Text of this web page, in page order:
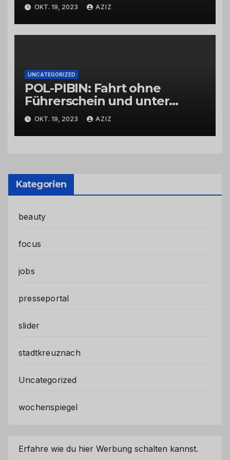
OKT. 19, 2023 AZIZ
UNCATEGORIZED
POL-PIBIN: Fahrt ohne
Führerschein und unter
Einfluss von Drogen
OKT. 19, 2023 AZIZ
Kategorien
beauty
focus
jobs
presseportal
slider
stadtkreuznach
Uncategorized
wochenspiegel
Erfahre wie du hier Werbung schalten kannst.